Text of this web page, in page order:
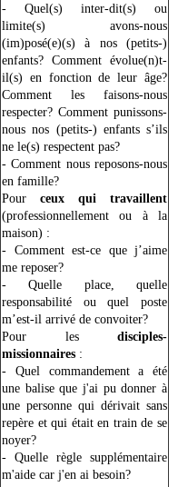
- Quel(s) inter-dit(s) ou
limite(s) avons-nous
(im)posé(e)(s) à nos (petits-)
enfants? Comment évolue(n)t-
il(s) en fonction de leur âge?
Comment les faisons-nous
respecter? Comment punissons-
nous nos (petits-) enfants s’ils
ne le(s) respectent pas?
- Comment nous reposons-nous
en famille?
Pour ceux qui travaillent
(professionnellement ou à la
maison) :
- Comment est-ce que j’aime
me reposer?
- Quelle place, quelle
responsabilité ou quel poste
m’est-il arrivé de convoiter?
Pour lesdisciples-
missionnaires :
- Quel commandement a été
une balise que j'ai pu donner à
une personne qui dérivait sans
repère et qui était en train de se
noyer?
- Quelle règle supplémentaire
m'aide car j'en ai besoin?